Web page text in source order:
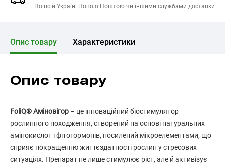
По всій Україні Новою Поштою чи іншими службами доставки
Опис товару Характеристики
Опис товару
FoliQ® Аміновігор – це інноваційний біостимулятор
рослинного походження, створений на основі натуральних
амінокислот і фітогормонів, посилений мікроелементами, що
сприяє покращенню життєздатності рослин у стресових
ситуаціях. Препарат не лише стимулює ріст, але й активізує